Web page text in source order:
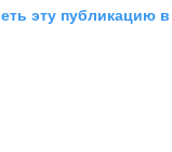
эту публикацию